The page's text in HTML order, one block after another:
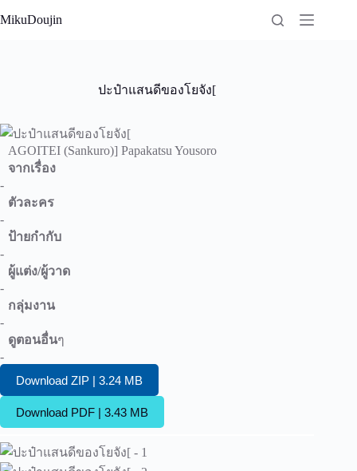
to
MikuDoujin
ปะป๋าแสนดีของโยจัง[
AGOITEI (Sankuro)] Papakatsu Yousoro
จากเรื่อง
-
ตัวละคร
-
ป้ายกำกับ
-
ผู้แต่ง/ผู้วาด
-
กลุ่มงาน
-
ดูตอนอื่นๆ
-
Download ZIP | 3.24 MB
Download PDF | 3.43 MB